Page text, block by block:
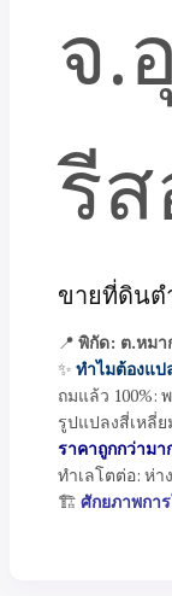
ขายที่ดินต
📍 พิกัด: ต.หมา
✨ ทำไมต้องแป
ถมแล้ว 100%:
รูปแปลงสี่เหลี่
ราคาถูกกว่ามา
ทำเลโตต่อ: ห่
🏗️ ศักยภาพกา